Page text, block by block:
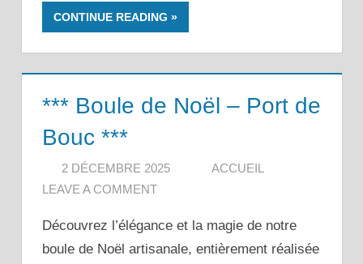
CONTINUE READING
*** Boule de Noël – Port de
Bouc ***
2 DÉCEMBRE 2025
ACCUEIL
LEAVE A COMMENT
Découvrez l’élégance et la magie de notre
boule de Noël artisanale, entièrement réalisée